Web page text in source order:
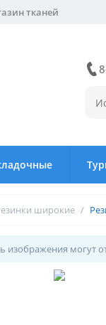
тканей
широкие /
изображения могут